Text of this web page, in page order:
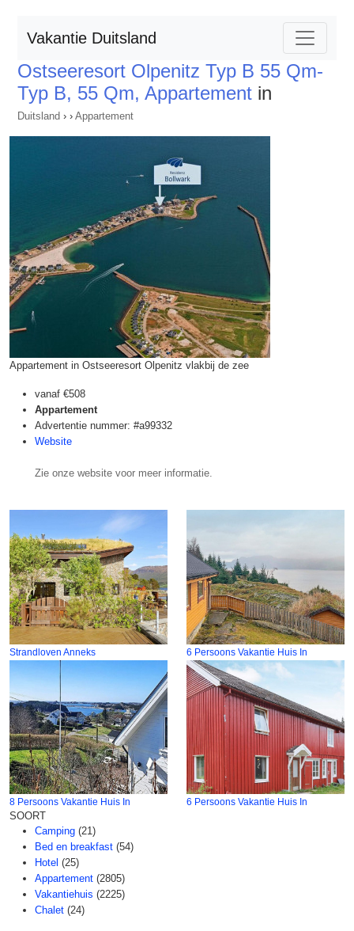
Vakantie Duitsland
Ostseeresort Olpenitz Typ B 55 Qm-
Typ B, 55 Qm, Appartement in
Duitsland › › Appartement
Appartement in Ostseeresort Olpenitz vlakbij de zee
vanaf €508
Appartement
Advertentie nummer: #a99332
Website
Zie onze website voor meer informatie.
Strandloven Anneks 6 Persoons Vakantie Huis In
8 Persoons Vakantie Huis In 6 Persoons Vakantie Huis In
SOORT
Camping (21)
Bed en breakfast (54)
Hotel (25)
Appartement (2805)
Vakantiehuis (2225)
Chalet (24)